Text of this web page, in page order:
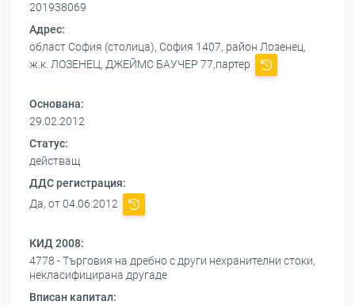
201938069
Адрес:
област София (столица), София 1407, район Лозенец,
ж.к. ЛОЗЕНЕЦ, ДЖЕЙМС БАУЧЕР 77,партер
Основана:
29.02.2012
Статус:
действащ
ДДС регистрация:
Да, от 04.06.2012
КИД 2008:
4778 - Търговия на дребно с други нехранителни стоки,
некласифицирана другаде
Вписан капитал: